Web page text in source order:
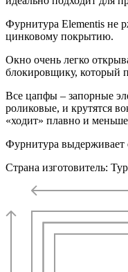
Фурнитура Elementis не
цинковому покрытию.
Окно очень легко
блокировщику, который
Все цапфы – запорные
роликовые, и крутятся
«ходит» плавно и
Фурнитура выдерживает
Страна изготовитель: